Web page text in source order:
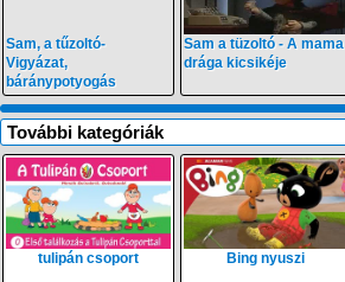
Sam, a tűzoltó-
Vigyázat,
báránypotyogás
Sam a tüzoltó - A mama
drága kicsikéje
További kategóriák
tulipán csoport Bing nyuszi